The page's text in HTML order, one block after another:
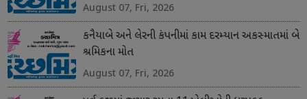
August 07, Fri, 2026
કનૈયાબે અને લેરની કંપનીમાં કામ દરમ્યાન અકસ્માતમાં બે
શ્રમિકના મોત
August 07, Fri, 2026